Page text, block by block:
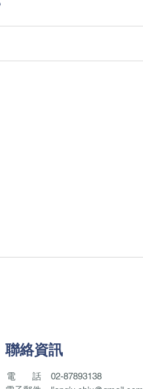
聯絡資訊
電
話
02-87893138